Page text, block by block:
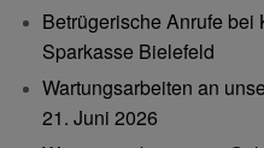
Betrügerische Anrufe
Sparkasse Bielefeld
Wartungsarbeiten an
21. Juni 2026